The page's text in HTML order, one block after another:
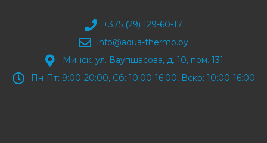
+375 (29) 129-60-17
info@aqua-thermo.by
Минск, ул. Ваупшасова, д. 10, пом. 131
Пн-Пт: 9:00-20:00, Сб: 10:00-16:00, Вскр: 10:00-16:00